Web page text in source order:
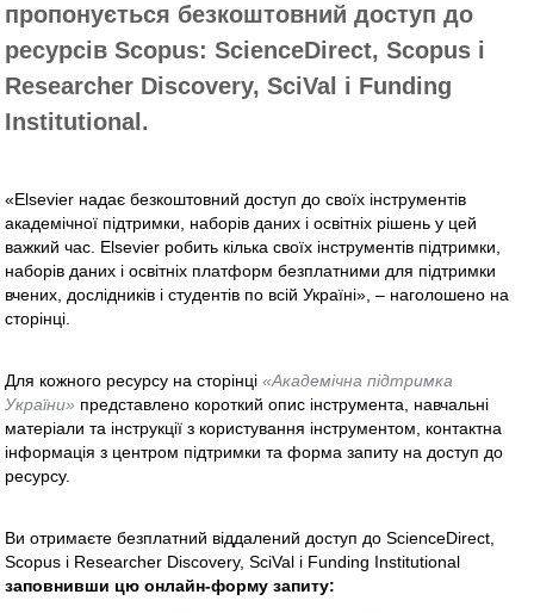
пропонується безкоштовний доступ до
ресурсів Scopus: ScienceDirect, Scopus і
Researcher Discovery, SciVal і Funding
Institutional.
«Elsevier надає безкоштовний доступ до своїх інструментів
академічної підтримки, наборів даних і освітніх рішень у цей
важкий час. Elsevier робить кілька своїх інструментів підтримки,
наборів даних і освітніх платформ безплатними для підтримки
вчених, дослідників і студентів по всій Україні», – наголошено на
сторінці.
Для кожного ресурсу на сторінці«Академічна підтримка
України» представлено короткий опис інструмента, навчальні
матеріали та інструкції з користування інструментом, контактна
інформація з центром підтримки та форма запиту на доступ до
ресурсу.
Ви отримаєте безплатний віддалений доступ до ScienceDirect,
Scopus і Researcher Discovery, SciVal і Funding Institutional
заповнивши цю онлайн-форму запиту: